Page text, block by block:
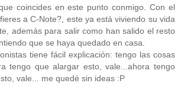
coincides en este punto conmigo. Con el
a C-Note?, este ya está viviendo su vida
además para salir como han salido el resto
que se haya quedado en casa.
tiene fácil explicación: tengo las cosas
tengo que alargar esto, vale...ahora tengo
vale... me quedé sin ideas :P